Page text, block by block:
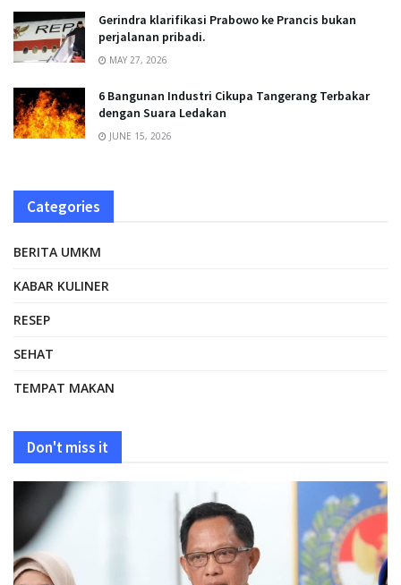
Gerindra klarifikasi Prabowo ke Prancis bukan
perjalanan pribadi.
MAY 27, 2026
6 Bangunan Industri Cikupa Tangerang Terbakar
dengan Suara Ledakan
JUNE 15, 2026
Categories
BERITA UMKM
KABAR KULINER
RESEP
SEHAT
TEMPAT MAKAN
Don't miss it